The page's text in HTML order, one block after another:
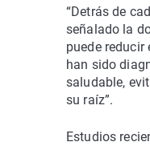
“Detrás de
señalado la
puede
han sido
saludable,
su raíz”.
Estudios